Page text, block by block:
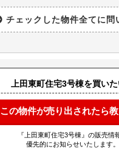
上田東町住宅3号棟を買い
この物件が売り出されたら教
『上田東町住宅3号棟』の販売情
優先的にお知らせいたします。